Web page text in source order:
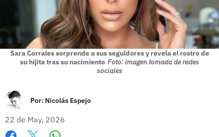
Sara Corrales sorprende a sus seguidores y revela el rostro de
su hijita tras su nacimiento Foto: imagen tomada de redes
sociales
Por: Nicolás Espejo
22 de May, 2026